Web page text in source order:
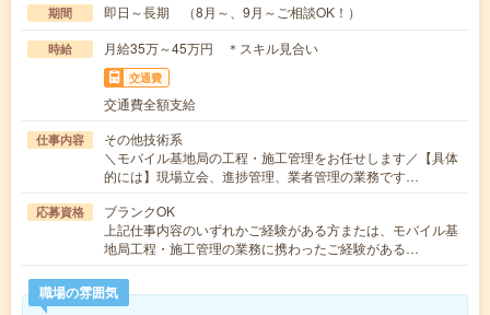
期間 即日～長期 （8月～、9月～ご相談OK！）
時給 月給35万～45万円 ＊スキル見合い
交通費
交通費全額支給
仕事内容
その他技術系
＼モバイル基地局の工程・施工管理をお任せします／【具体
的には】現場立会、進捗管理、業者管理の業務です…
応募資格
ブランクOK
上記仕事内容のいずれかご経験がある方または、モバイル基
地局工程・施工管理の業務に携わったご経験がある…
職場の雰囲気